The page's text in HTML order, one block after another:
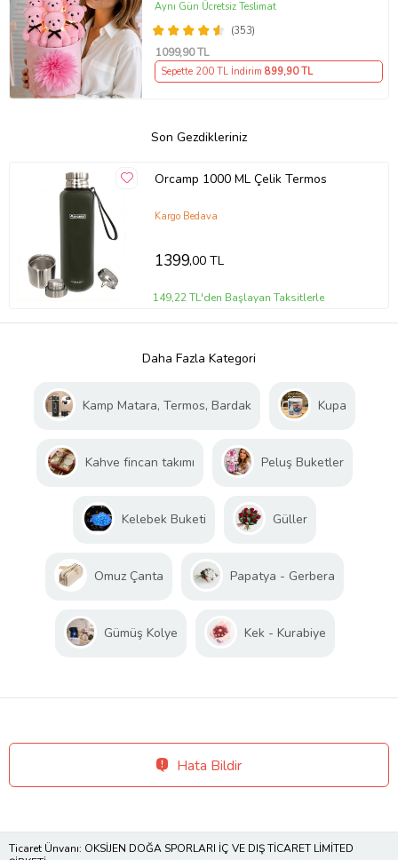
Pembe Ayıcık Buketi Arkadaşa
Sevgiliye Hediye
(353)
Aynı Gün Ücretsiz Teslimat
1099,90 TL
Sepette 200 TL İndirim 899,90 TL
Son Gezdikleriniz
Orcamp 1000 ML Çelik Termos
Kargo Bedava
1399,00 TL
149,22 TL'den Başlayan Taksitlerle
Daha Fazla Kategori
Kamp Matara, Termos, Bardak Kupa
Kahve fincan takımı Peluş Buketler
Kelebek Buketi Güller
Omuz Çanta Papatya - Gerbera
Gümüş Kolye Kek - Kurabiye
Hata Bildir
Ticaret Ünvanı: OKSİJEN DOĞA SPORLARI İÇ VE DIŞ TİCARET LİMİTED